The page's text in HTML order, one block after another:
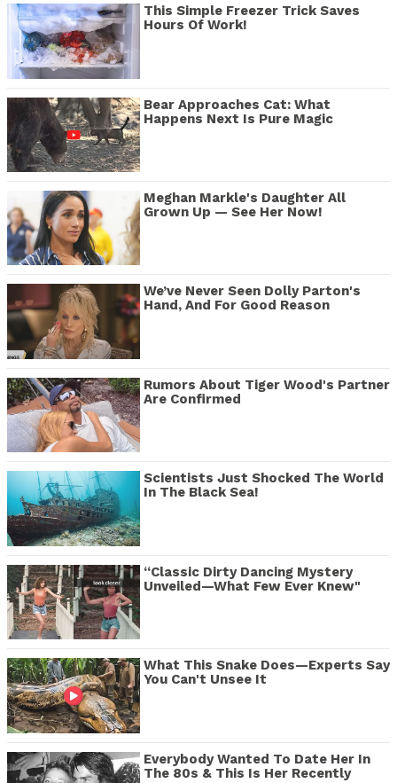
This Simple Freezer Trick Saves
Hours Of Work!
Bear Approaches Cat: What
Happens Next Is Pure Magic
Meghan Markle's Daughter All
Grown Up — See Her Now!
We’ve Never Seen Dolly Parton's
Hand, And For Good Reason
Rumors About Tiger Wood's Partner
Are Confirmed
Scientists Just Shocked The World
In The Black Sea!
“Classic Dirty Dancing Mystery
Unveiled—What Few Ever Knew"
What This Snake Does—Experts Say
You Can't Unsee It
Everybody Wanted To Date Her In
The 80s & This Is Her Recently